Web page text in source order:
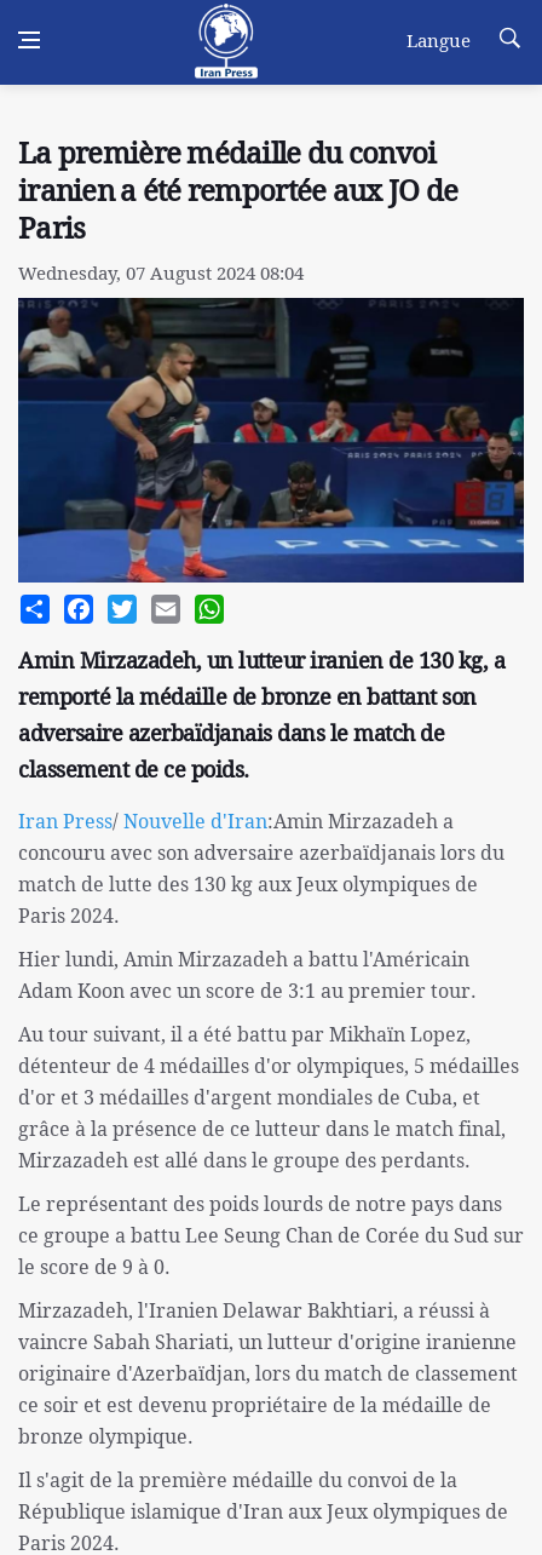
Langue
La première médaille du convoi
iranien a été remportée aux JO de
Paris
Wednesday, 07 August 2024 08:04
Share FacebookTwitterEmail
Amin Mirzazadeh, un lutteur iranien de 130 kg, a
remporté la médaille de bronze en battant son
adversaire azerbaïdjanais dans le match de
classement de ce poids.
Iran Press/Nouvelle d'Iran:Amin Mirzazadeh a
concouru avec son adversaire azerbaïdjanais lors du
match de lutte des 130 kg aux Jeux olympiques de
Paris 2024.
Hier lundi, Amin Mirzazadeh a battu l'Américain
Adam Koon avec un score de 3:1 au premier tour.
Au tour suivant, il a été battu par Mikhaïn Lopez,
détenteur de 4 médailles d'or olympiques, 5 médailles
d'or et 3 médailles d'argent mondiales de Cuba, et
grâce à la présence de ce lutteur dans le match final,
Mirzazadeh est allé dans le groupe des perdants.
Le représentant des poids lourds de notre pays dans
ce groupe a battu Lee Seung Chan de Corée du Sud sur
le score de 9 à 0.
Mirzazadeh, l'Iranien Delawar Bakhtiari, a réussi à
vaincre Sabah Shariati, un lutteur d'origine iranienne
originaire d'Azerbaïdjan, lors du match de classement
ce soir et est devenu propriétaire de la médaille de
bronze olympique.
Il s'agit de la première médaille du convoi de la
République islamique d'Iran aux Jeux olympiques de
Paris 2024.